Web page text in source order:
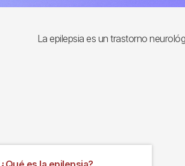
La epilepsia es un trastorno